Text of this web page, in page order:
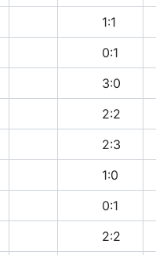
1:1
0:1
3:0
2:2
2:3
1:0
0:1
2:2